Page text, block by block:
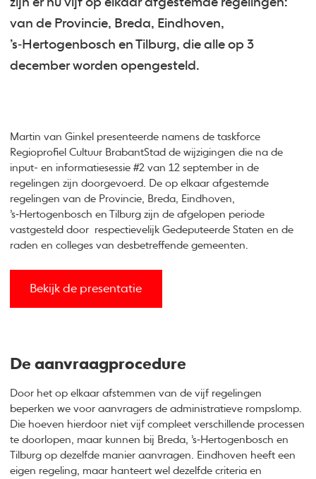
van de Provincie, Breda, Eindhoven,
’s‑Hertogenbosch en Tilburg, die alle op 3
december worden opengesteld.
Martin van Ginkel presenteerde namens de taskforce
Regioprofiel Cultuur BrabantStad de wijzigingen die na de
input- en informatiesessie #2 van 12 september in de
regelingen zijn doorgevoerd. De op elkaar afgestemde
regelingen van de Provincie, Breda, Eindhoven,
’s‑Hertogenbosch en Tilburg zijn de afgelopen periode
vastgesteld door respectievelijk Gedeputeerde Staten en de
raden en colleges van desbetreffende gemeenten.
Bekijk de presentatie
De aanvraagprocedure
Door het op elkaar afstemmen van de vijf regelingen
beperken we voor aanvragers de administratieve rompslomp.
Die hoeven hierdoor niet vijf compleet verschillende processen
te doorlopen, maar kunnen bij Breda, ’s‑Hertogenbosch en
Tilburg op dezelfde manier aanvragen. Eindhoven heeft een
eigen regeling, maar hanteert wel dezelfde criteria en